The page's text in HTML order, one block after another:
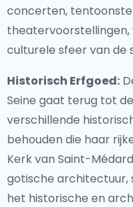
concerten,
theatervoorstellingen,
culturele sfeer van de
Historisch Erfgoed:
Seine gaat terug tot
verschillende
behouden die haar
Kerk van Saint-
gotische architectuur,
het historische en